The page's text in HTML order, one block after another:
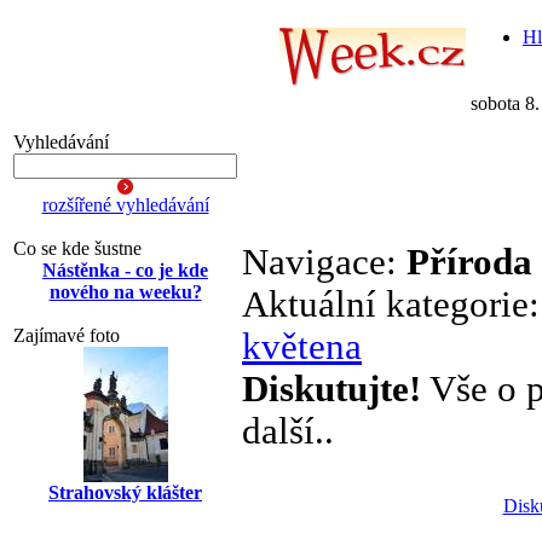
sobota
Vyhledávání
rozšířené vyhledávání
Co se kde šustne
Nástěnka - co je kde
nového na weeku?
Zajímavé foto
Strahovský klášter
Navigace: Příroda
Aktuální
květena
Diskutujte! Vše o
další..